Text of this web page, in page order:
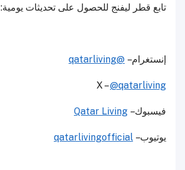
تابع قطر ليفنج للحصول على تحديثات يومية:
إنستغرام – @qatarliving
X –@qatarliving
فيسبوك – Qatar Living
يوتيوب – qatarlivingofficial